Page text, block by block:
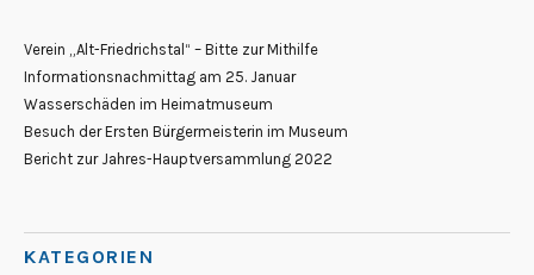
Verein „Alt-Friedrichstal“ – Bitte zur Mithilfe
Informationsnachmittag am 25. Januar
Wasserschäden im Heimatmuseum
Besuch der Ersten Bürgermeisterin im Museum
Bericht zur Jahres-Hauptversammlung 2022
KATEGORIEN